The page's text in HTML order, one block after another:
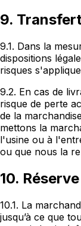
9.
9.1. Dans la
dispositions
risques
9.2. En cas de
risque de perte
de la
mettons la
l'usine ou à
ou que nous la
10.
10.1. La
jusqu’à ce que